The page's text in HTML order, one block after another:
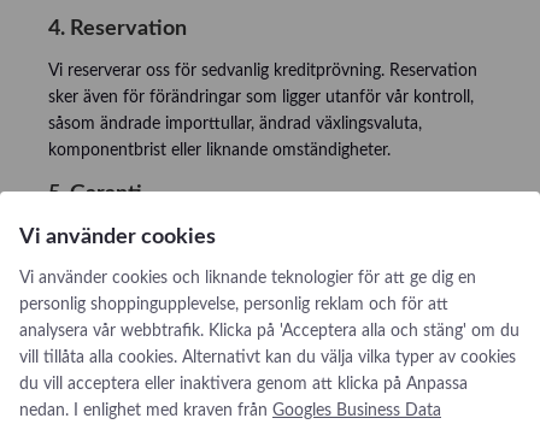
4. Reservation
Vi reserverar oss för sedvanlig kreditprövning. Reservation
sker även för förändringar som ligger utanför vår kontroll,
såsom ändrade importtullar, ändrad växlingsvaluta,
komponentbrist eller liknande omständigheter.
5. Garanti
Garantitiden på offererad utrustning är 12 månader. Dock
eventuell inkomstbortfall under stilleståndstid. Vi tillämpar
inskicksgaranti, fritt vårt lager. Under denna tid gäller fri
support via telefon eller mail. Service och supportavtal kan
Vi använder cookies
Vi använder cookies och liknande teknologier för att ge dig en
personlig shoppingupplevelse, personlig reklam och för att
analysera vår webbtrafik. Klicka på 'Acceptera alla och stäng' om du
vill tillåta alla cookies. Alternativt kan du välja vilka typer av cookies
du vill acceptera eller inaktivera genom att klicka på Anpassa
nedan. I enlighet med kraven från Googles Business Data